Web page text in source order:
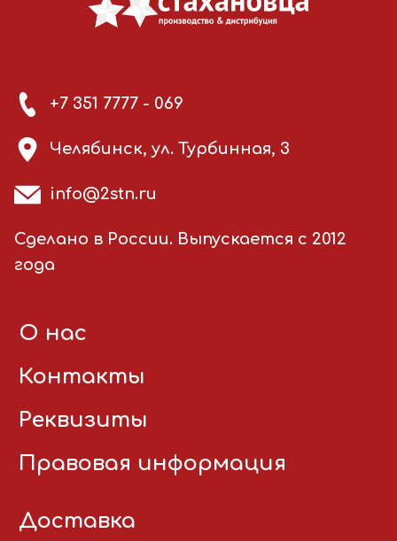
+7 351 7777 - 069
Челябинск, ул. Турбинная, 3
info@2stn.ru
Сделано в России. Выпускается с 2012
года
О нас
Контакты
Реквизиты
Правовая информация
Доставка